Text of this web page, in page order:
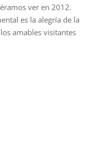
ver en 2012.
es la alegría de la
amables visitantes